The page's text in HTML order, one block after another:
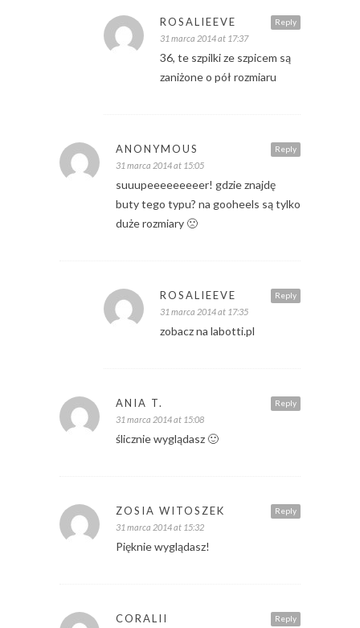
Reply
ROSALIEEVE
31 marca 2014 at 17:37
36, te szpilki ze szpicem są
zaniżone o pół rozmiaru
Reply
ANONYMOUS
31 marca 2014 at 15:05
suuupeeeeeeeeer! gdzie znajdę
buty tego typu? na gooheels są tylko
duże rozmiary 🙁
Reply
ROSALIEEVE
31 marca 2014 at 17:35
zobacz na labotti.pl
Reply
ANIA T.
31 marca 2014 at 15:08
ślicznie wyglądasz 🙂
Reply
ZOSIA WITOSZEK
31 marca 2014 at 15:32
Pięknie wyglądasz!
Reply
CORALII